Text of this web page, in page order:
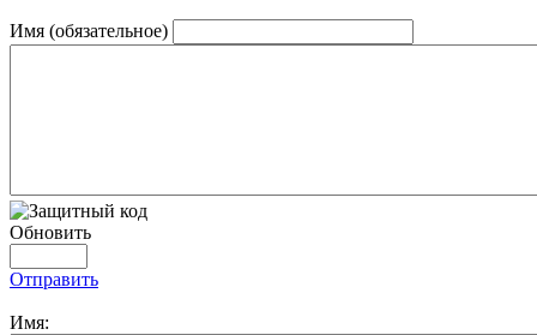
Имя (обязательное)
Обновить
Отправить
Имя: